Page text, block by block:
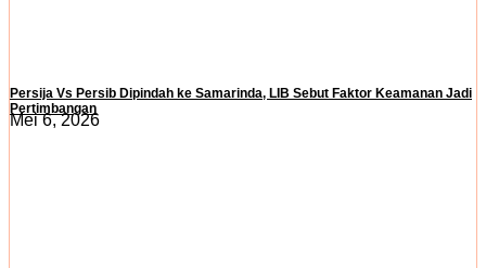
Persija Vs Persib Dipindah ke Samarinda, LIB Sebut Faktor Keamanan Jadi
Pertimbangan
Mei 6, 2026